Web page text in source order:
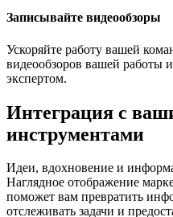
Записывайте видеообзоры
Ускоряйте работу вашей
видеообзоров вашей работы
экспертом.
Интеграция с
инструментами
Идеи, вдохновение и
Наглядное отображение
поможет вам превратить
отслеживать задачи и